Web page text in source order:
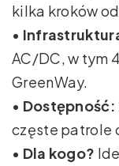
kilka kroków
•
AC/DC, w tym
GreenWay.
• Dostępność:
częste patrole
• Dla kogo?